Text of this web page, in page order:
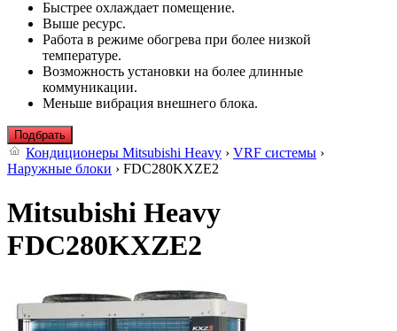
Быстрее охлаждает помещение.
Выше ресурс.
Работа в режиме обогрева при более низкой
температуре.
Возможность установки на более длинные
коммуникации.
Меньше вибрация внешнего блока.
Подбрать
Кондиционеры Mitsubishi Heavy › VRF системы ›
Наружные блоки › FDC280KXZE2
Mitsubishi Heavy
FDC280KXZE2